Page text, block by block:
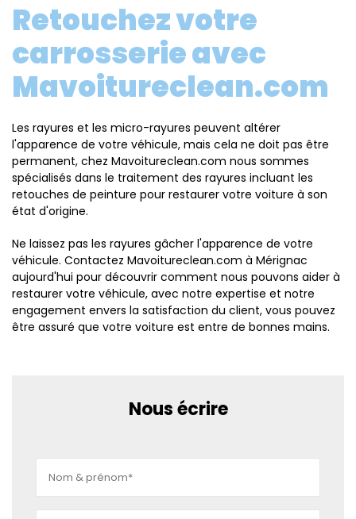
Retouchez votre
carrosserie avec
Mavoitureclean.com
Les rayures et les micro-rayures peuvent altérer
l'apparence de votre véhicule, mais cela ne doit pas être
permanent, chez Mavoitureclean.com nous sommes
spécialisés dans le traitement des rayures incluant les
retouches de peinture pour restaurer votre voiture à son
état d'origine.
Ne laissez pas les rayures gâcher l'apparence de votre
véhicule. Contactez Mavoitureclean.com à Mérignac
aujourd'hui pour découvrir comment nous pouvons aider à
restaurer votre véhicule, avec notre expertise et notre
engagement envers la satisfaction du client, vous pouvez
être assuré que votre voiture est entre de bonnes mains.
Nous écrire